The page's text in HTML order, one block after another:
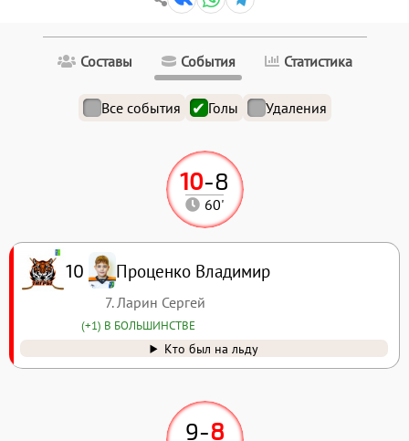
Составы События Статистика
Все события Голы Удаления
9-8
10-8
60'
10 Проценко Владимир
7. Ларин Сергей
(+1) В БОЛЬШИНСТВЕ
Кто был на льду